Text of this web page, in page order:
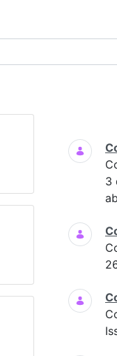
-
Ricerca
3